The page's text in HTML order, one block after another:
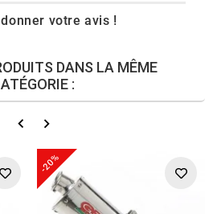
votre avis !
DANS LA MÊME
:
-20%